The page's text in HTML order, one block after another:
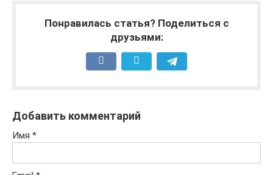
Понравилась статья? Поделиться с
друзьями:
Добавить комментарий
Имя *